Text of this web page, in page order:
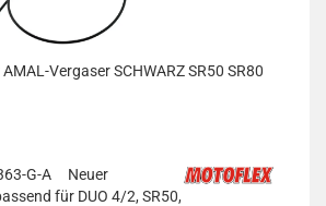
Vergaser SCHWARZ SR50 SR80
G-A
Neuer
für DUO 4/2, SR50,